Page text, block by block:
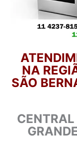
NA
SÃO